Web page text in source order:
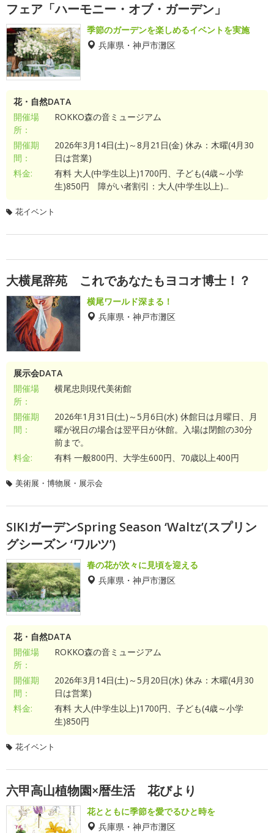
フェア「ハーモニー・オブ・ガーデン」
季節のガーデンを楽しめるイベントを実施
兵庫県・神戸市灘区
花・自然DATA
開催場
所：
ROKKO森の音ミュージアム
開催期
間：
2026年3月14日(土)～8月21日(金) 休み：木曜(4月30
日は営業)
料金:
有料 大人(中学生以上)1700円、子ども(4歳～小学
生)850円 障がい者割引：大人(中学生以上)...
花イベント
大横尾辞苑 これであなたもヨコオ博士！？
横尾ワールド深まる！
兵庫県・神戸市灘区
展示会DATA
開催場
所：
横尾忠則現代美術館
開催期
間：
2026年1月31日(土)～5月6日(水) 休館日は月曜日、月
曜が祝日の場合は翌平日が休館。入場は閉館の30分
前まで。
料金:
有料 一般800円、大学生600円、70歳以上400円
美術展・博物展・展示会
SIKIガーデンSpring Season ‘Waltz’(スプリン
グシーズン ‘ワルツ’)
春の花が次々に見頃を迎える
兵庫県・神戸市灘区
花・自然DATA
開催場
所：
ROKKO森の音ミュージアム
開催期
間：
2026年3月14日(土)～5月20日(水) 休み：木曜(4月30
日は営業)
料金:
有料 大人(中学生以上)1700円、子ども(4歳～小学
生)850円
花イベント
六甲高山植物園×暦生活 花びより
花とともに季節を愛でるひと時を
兵庫県・神戸市灘区